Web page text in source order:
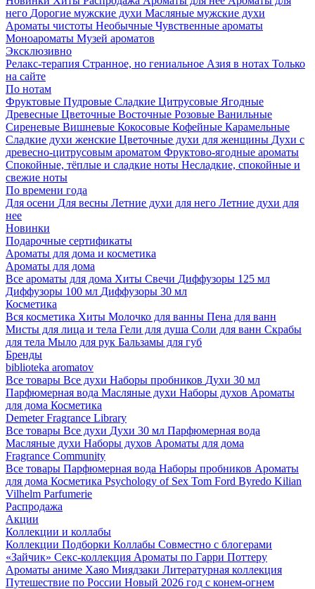
него Дорогие мужские духи Масляные мужские духи
Ароматы чистоты Необычные Чувственные ароматы
Моноароматы Музей ароматов
Эксклюзивно
Релакс-терапия Странное, но гениальное Азия в нотах Только
на сайте
По нотам
Фруктовые Пудровые Сладкие Цитрусовые Ягодные
Древесные Цветочные Восточные Розовые Ванильные
Сиреневые Вишневые Кокосовые Кофейные Карамельные
Сладкие духи женские Цветочные духи для женщины Духи с
древесно-цитрусовым ароматом Фруктово-ягодные ароматы
Спокойные, тёплые и сладкие ноты Несладкие, спокойные и
свежие ноты
По времени года
Для осени Для весны Летние духи для него Летние духи для
нее
Новинки
Подарочные сертификаты
Ароматы для дома и косметика
Ароматы для дома
Все ароматы для дома Хиты Свечи Диффузоры 125 мл
Диффузоры 100 мл Диффузоры 30 мл
Косметика
Вся косметика Хиты Молочко для ванны Пена для ванн
Мисты для лица и тела Гели для душа Соли для ванн Скрабы
для тела Мыло для рук Бальзамы для губ
Бренды
biblioteka aromatov
Все товары Все духи Наборы пробников Духи 30 мл
Парфюмерная вода Масляные духи Наборы духов Ароматы
для дома Косметика
Demeter Fragrance Library
Все товары Все духи Духи 30 мл Парфюмерная вода
Масляные духи Наборы духов Ароматы для дома
Fragrance Community
Все товары Парфюмерная вода Наборы пробников Ароматы
для дома Косметика Psychology of Sex Tom Ford Byredo Kilian
Vilhelm Parfumerie
Распродажа
Акции
Коллекции и коллабы
Коллекции Подборки Коллабы Совместно с блогерами
«Зайчик» Секс-коллекция Ароматы по Гарри Поттеру
Ароматы аниме Хаяо Миядзаки Литературная коллекция
Путешествие по России Новый 2026 год с конем-огнем